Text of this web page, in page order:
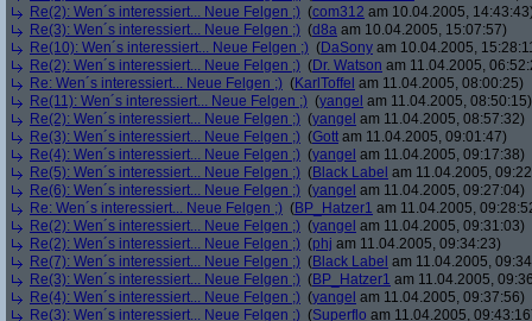
Re(2): Wen´s interessiert... Neue Felgen ;) (com312 am 10.04.2005,
Re(3): Wen´s interessiert... Neue Felgen ;) (d8a am 10.04.2005, 15:07:57)
Re(10): Wen´s interessiert... Neue Felgen ;) (DaSony am 10.04.2005,
Re(2): Wen´s interessiert... Neue Felgen ;) (Dr. Watson am 11.04.2005,
Re: Wen´s interessiert... Neue Felgen ;) (KarlToffel am 11.04.2005, 08:00:25)
Re(11): Wen´s interessiert... Neue Felgen ;) (yangel am 11.04.2005, 08:50:15)
Re(2): Wen´s interessiert... Neue Felgen ;) (yangel am 11.04.2005, 08:57:32)
Re(3): Wen´s interessiert... Neue Felgen ;) (Gott am 11.04.2005, 09:01:47)
Re(4): Wen´s interessiert... Neue Felgen ;) (yangel am 11.04.2005, 09:17:38)
Re(5): Wen´s interessiert... Neue Felgen ;) (Black Label am 11.04.2005,
Re(6): Wen´s interessiert... Neue Felgen ;) (yangel am 11.04.2005, 09:27:04)
Re: Wen´s interessiert... Neue Felgen ;) (BP_Hatzer1 am 11.04.2005,
Re(2): Wen´s interessiert... Neue Felgen ;) (yangel am 11.04.2005, 09:31:03)
Re(2): Wen´s interessiert... Neue Felgen ;) (phj am 11.04.2005, 09:34:23)
Re(7): Wen´s interessiert... Neue Felgen ;) (Black Label am 11.04.2005,
Re(3): Wen´s interessiert... Neue Felgen ;) (BP_Hatzer1 am 11.04.2005,
Re(4): Wen´s interessiert... Neue Felgen ;) (yangel am 11.04.2005, 09:37:56)
Re(3): Wen´s interessiert... Neue Felgen ;) (Superflo am 11.04.2005,